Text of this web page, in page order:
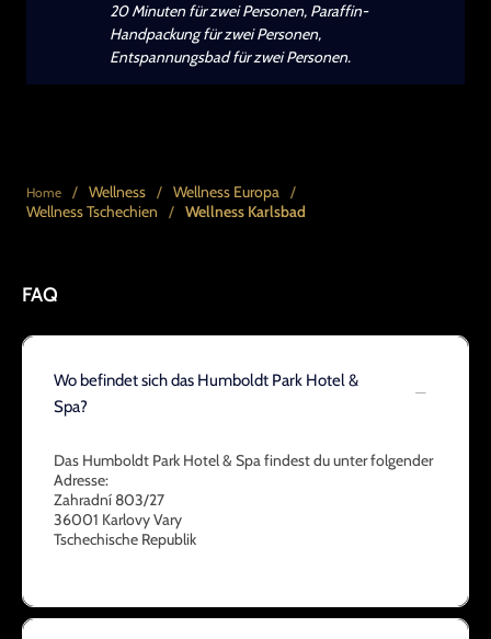
20 Minuten für zwei Personen, Paraffin-
Handpackung für zwei Personen,
Entspannungsbad für zwei Personen.
Home / Wellness / Wellness Europa /
Wellness Tschechien
/ Wellness Karlsbad
FAQ
Wo befindet sich das Humboldt Park Hotel &
Spa?
Das Humboldt Park Hotel & Spa findest du unter folgender
Adresse:
Zahradní 803/27
36001 Karlovy Vary
Tschechische Republik